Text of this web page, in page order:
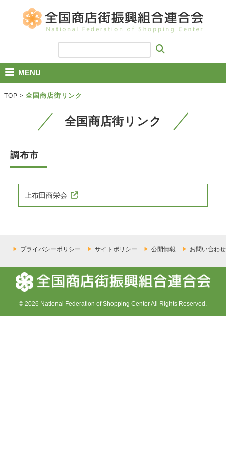
MENU
TOP > 全国商店街リンク
全国商店街リンク
調布市
上布田商栄会
プライバシーポリシー サイトポリシー 公開情報 お問い合わせ
© 2026 National Federation of Shopping Center All Rights Reserved.